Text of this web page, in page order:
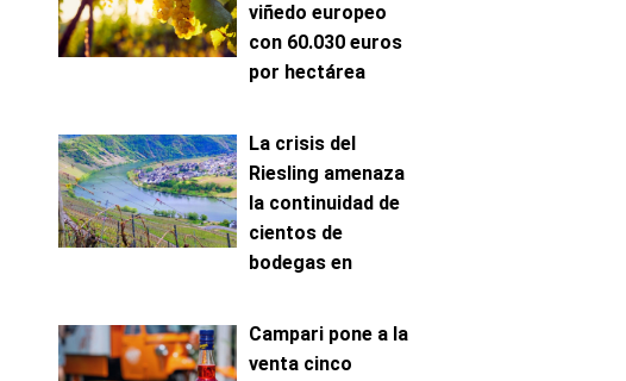
viñedo europeo
con 60.030 euros
por hectárea
La crisis del
Riesling amenaza
la continuidad de
cientos de
bodegas en
Campari pone a la
venta cinco